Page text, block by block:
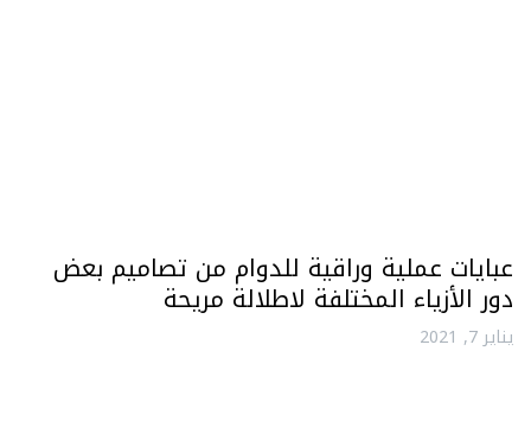
عبايات عملية وراقية للدوام من تصاميم بعض
دور الأزياء المختلفة لاطلالة مريحة
يناير 7, 2021